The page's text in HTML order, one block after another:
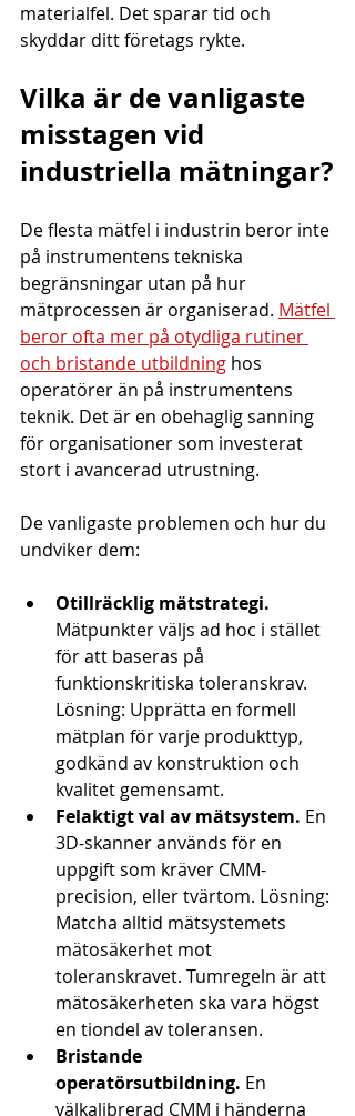
materialfel. Det sparar tid och
skyddar ditt företags rykte.
Vilka är de vanligaste
misstagen vid
industriella mätningar?
De flesta mätfel i industrin beror inte
på instrumentens tekniska
begränsningar utan på hur
mätprocessen är organiserad. Mätfel
beror ofta mer på otydliga rutiner
och bristande utbildning hos
operatörer än på instrumentens
teknik. Det är en obehaglig sanning
för organisationer som investerat
stort i avancerad utrustning.
De vanligaste problemen och hur du
undviker dem:
Otillräcklig mätstrategi.
Mätpunkter väljs ad hoc i stället
för att baseras på
funktionskritiska toleranskrav.
Lösning: Upprätta en formell
mätplan för varje produkttyp,
godkänd av konstruktion och
kvalitet gemensamt.
Felaktigt val av mätsystem. En
3D-skanner används för en
uppgift som kräver CMM-
precision, eller tvärtom. Lösning:
Matcha alltid mätsystemets
mätosäkerhet mot
toleranskravet. Tumregeln är att
mätosäkerheten ska vara högst
en tiondel av toleransen.
Bristande
operatörsutbildning. En
välkalibrerad CMM i händerna